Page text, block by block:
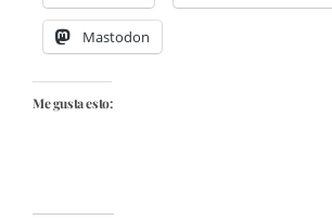
Mastodon
Me gusta esto: